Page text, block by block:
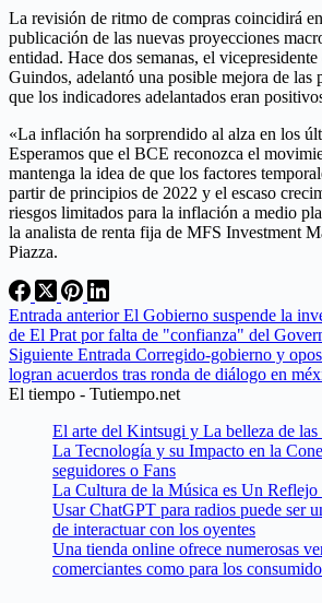
La revisión de ritmo de compras coincidirá
publicación de las nuevas proyecciones
entidad. Hace dos semanas, el
Guindos, adelantó una posible mejora de las
que los indicadores adelantados eran
«La inflación ha sorprendido al alza en los
Esperamos que el BCE reconozca el
mantenga la idea de que los factores
partir de principios de 2022 y el escaso
riesgos limitados para la inflación a medio
la analista de renta fija de MFS Investment
Piazza.
Entrada anteriorEl Gobierno suspende la
de El Prat por falta de "confianza" del
Siguiente Entrada Corregido-gobierno y
logran acuerdos tras ronda de diálogo en
El tiempo - Tutiempo.net
El arte del Kintsugi y La belleza de las
La Tecnología y su Impacto en la
seguidores o Fans
La Cultura de la Música es Un Reflejo
Usar ChatGPT para radios puede ser
de interactuar con los oyentes
Una tienda online ofrece numerosas
comerciantes como para los